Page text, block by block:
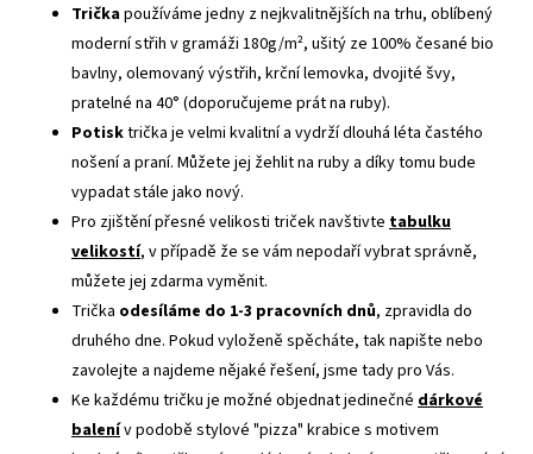
Tričkapoužíváme jedny z nejkvalitnějších na trhu, oblíbený
moderní střih v gramáži 180g/m², ušitý ze 100% česané bio
bavlny, olemovaný výstřih, krční lemovka, dvojité švy,
pratelné na 40° (doporučujeme prát na ruby).
Potisktrička je velmi kvalitní a vydrží dlouhá léta častého
nošení a praní. Můžete jej žehlit na ruby a díky tomu bude
vypadat stále jako nový.
Pro zjištění přesné velikosti triček navštivte tabulku
velikostí, v případě že se vám nepodaří vybrat správně,
můžete jej zdarma vyměnit.
Trička odesíláme do 1-3 pracovních dnů, zpravidla do
druhého dne. Pokud vyloženě spěcháte, tak napište nebo
zavolejte a najdeme nějaké řešení, jsme tady pro Vás.
Ke každému tričku je možné objednat jedinečné dárkové
balenív podobě stylové "pizza" krabice s motivem